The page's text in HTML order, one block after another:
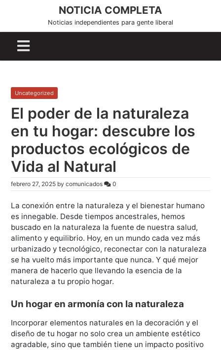
i
NOTICIA COMPLETA
Noticias independientes para gente liberal
Uncategorized
El poder de la naturaleza
en tu hogar: descubre los
productos ecológicos de
Vida al Natural
febrero 27, 2025 bycomunicados 0
La conexión entre la naturaleza y el bienestar humano
es innegable. Desde tiempos ancestrales, hemos
buscado en la naturaleza la fuente de nuestra salud,
alimento y equilibrio. Hoy, en un mundo cada vez más
urbanizado y tecnológico, reconectar con la naturaleza
se ha vuelto más importante que nunca. Y qué mejor
manera de hacerlo que llevando la esencia de la
naturaleza a tu propio hogar.
Un hogar en armonía con la naturaleza
Incorporar elementos naturales en la decoración y el
diseño de tu hogar no solo crea un ambiente estético
agradable, sino que también tiene un impacto positivo